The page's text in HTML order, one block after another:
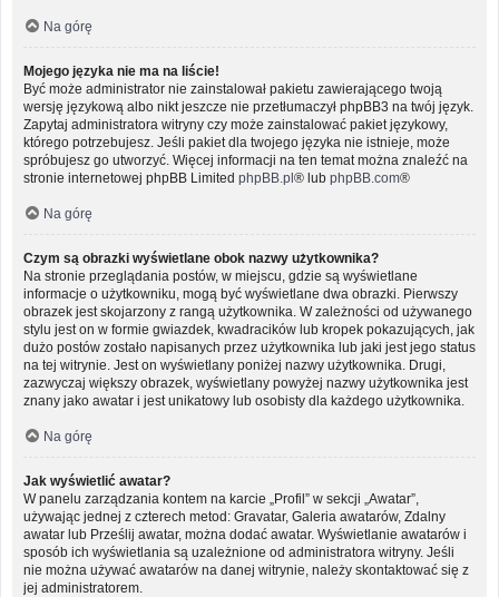
Na górę
Mojego języka nie ma na liście!
Być może administrator nie zainstalował pakietu zawierającego twoją
wersję językową albo nikt jeszcze nie przetłumaczył phpBB3 na twój język.
Zapytaj administratora witryny czy może zainstalować pakiet językowy,
którego potrzebujesz. Jeśli pakiet dla twojego języka nie istnieje, może
spróbujesz go utworzyć. Więcej informacji na ten temat można znaleźć na
stronie internetowej phpBB Limited phpBB.pl® lub phpBB.com®
Na górę
Czym są obrazki wyświetlane obok nazwy użytkownika?
Na stronie przeglądania postów, w miejscu, gdzie są wyświetlane
informacje o użytkowniku, mogą być wyświetlane dwa obrazki. Pierwszy
obrazek jest skojarzony z rangą użytkownika. W zależności od używanego
stylu jest on w formie gwiazdek, kwadracików lub kropek pokazujących, jak
dużo postów zostało napisanych przez użytkownika lub jaki jest jego status
na tej witrynie. Jest on wyświetlany poniżej nazwy użytkownika. Drugi,
zazwyczaj większy obrazek, wyświetlany powyżej nazwy użytkownika jest
znany jako awatar i jest unikatowy lub osobisty dla każdego użytkownika.
Na górę
Jak wyświetlić awatar?
W panelu zarządzania kontem na karcie „Profil” w sekcji „Awatar”,
używając jednej z czterech metod: Gravatar, Galeria awatarów, Zdalny
awatar lub Prześlij awatar, można dodać awatar. Wyświetlanie awatarów i
sposób ich wyświetlania są uzależnione od administratora witryny. Jeśli
nie można używać awatarów na danej witrynie, należy skontaktować się z
jej administratorem.